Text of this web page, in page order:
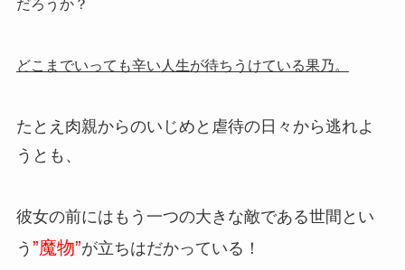
だろうか？
どこまでいっても辛い人生が待ちうけている果乃。
たとえ肉親からのいじめと虐待の日々から逃れよ
うとも、
彼女の前にはもう一つの大きな敵である世間とい
う ”魔物”が立ちはだかっている！